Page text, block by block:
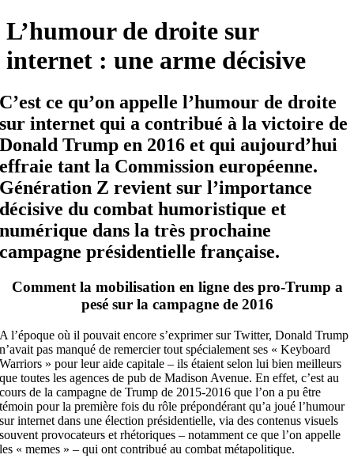
L’humour de droite sur
internet : une arme décisive
C’est ce qu’on appelle l’humour de droite
sur internet qui a contribué à la victoire de
Donald Trump en 2016 et qui aujourd’hui
effraie tant la Commission européenne.
Génération Z revient sur l’importance
décisive du combat humoristique et
numérique dans la très prochaine
campagne présidentielle française.
Comment la mobilisation en ligne des pro-Trump a
pesé sur la campagne de 2016
A l’époque où il pouvait encore s’exprimer sur Twitter, Donald Trump
n’avait pas manqué de remercier tout spécialement ses « Keyboard
Warriors » pour leur aide capitale – ils étaient selon lui bien meilleurs
que toutes les agences de pub de Madison Avenue. En effet, c’est au
cours de la campagne de Trump de 2015-2016 que l’on a pu être
témoin pour la première fois du rôle prépondérant qu’a joué l’humour
sur internet dans une élection présidentielle, via des contenus visuels
souvent provocateurs et rhétoriques – notamment ce que l’on appelle
les « memes » – qui ont contribué au combat métapolitique.